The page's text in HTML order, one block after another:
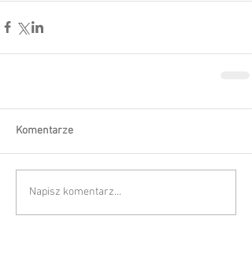
Komentarze
Napisz komentarz...